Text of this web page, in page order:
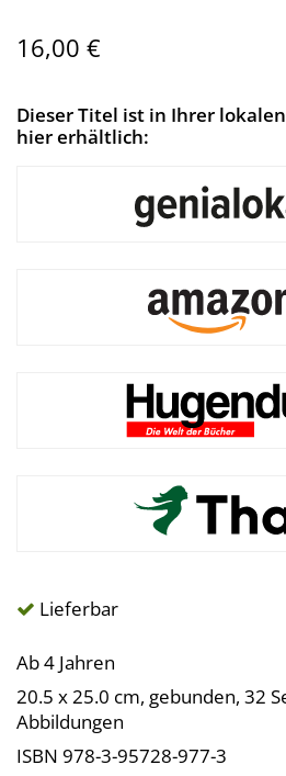
16,00 €
Dieser Titel ist in Ihrer
hier erhältlich:
Lieferbar
Ab 4 Jahren
20.5 x 25.0 cm, gebunden, 32
Abbildungen
ISBN 978-3-95728-977-3